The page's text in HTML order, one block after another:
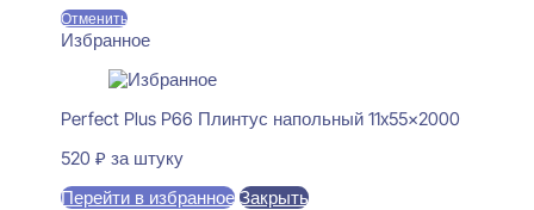
Отменить
Избранное
Perfect Plus P66 Плинтус напольный 11x55x2000
520 ₽ за штуку
Перейти в избранное Закрыть